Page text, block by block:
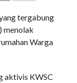
tergabung
menolak
Warga
aktivis KWSC